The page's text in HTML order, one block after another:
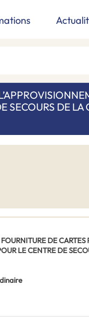
SECOURS DE LA
DE CARTES
LE CENTRE DE